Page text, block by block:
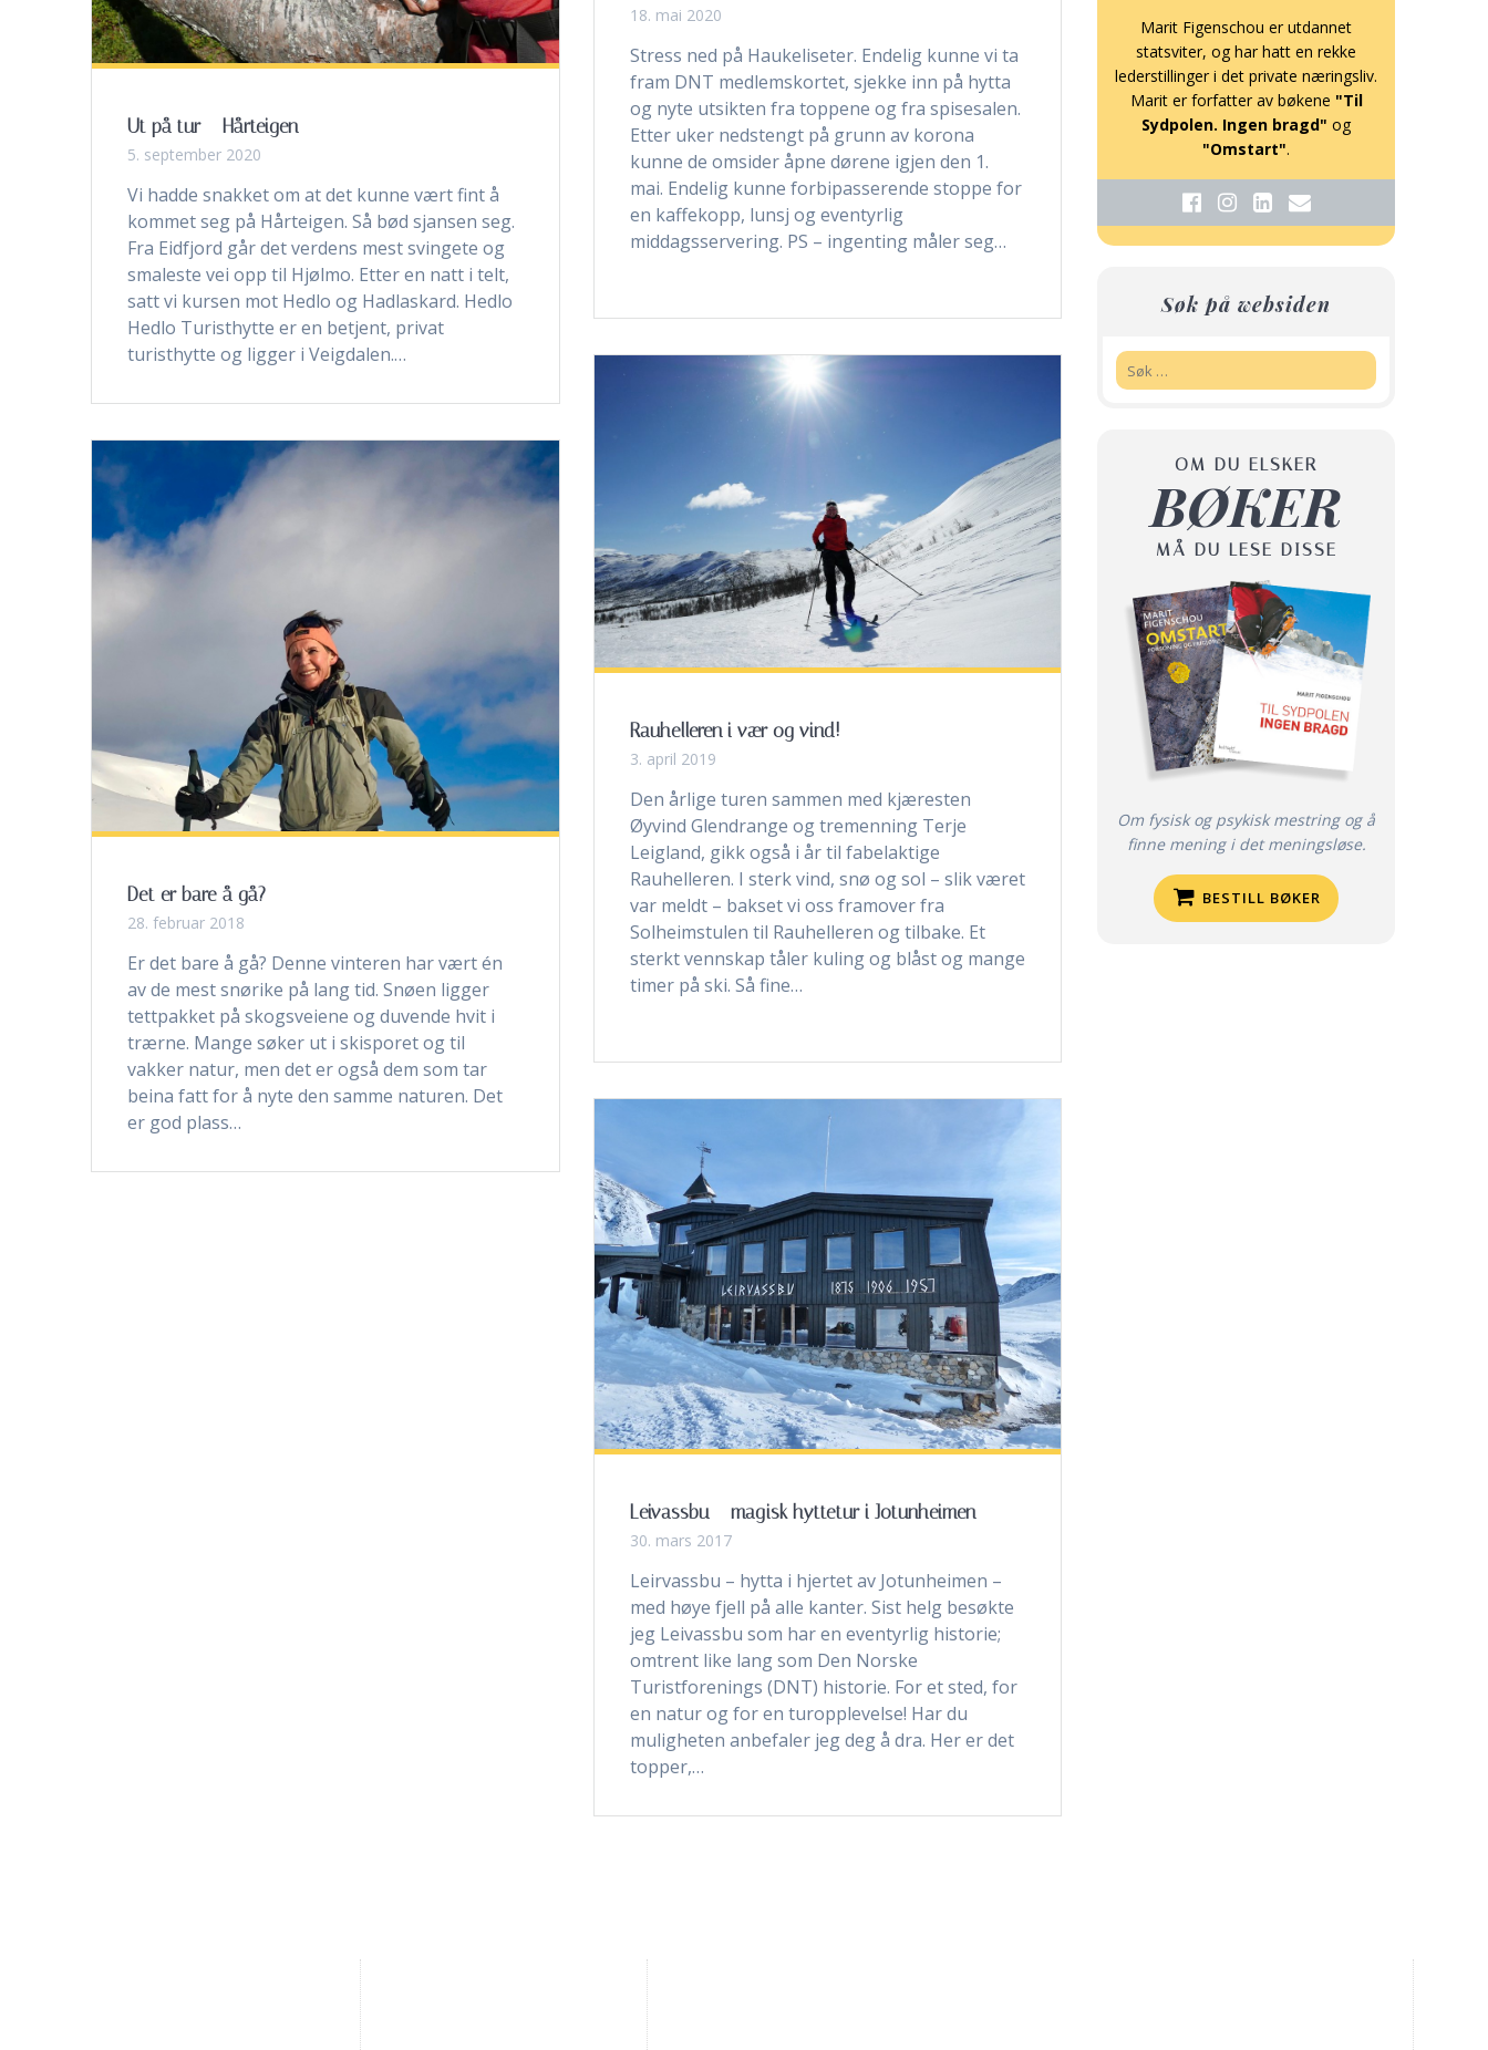
Ut på tur – Hårteigen
5. september 2020
Vi hadde snakket om at det kunne vært fint å
kommet seg på Hårteigen. Så bød sjansen seg.
Fra Eidfjord går det verdens mest svingete og
smaleste vei opp til Hjølmo. Etter en natt i telt,
satt vi kursen mot Hedlo og Hadlaskard. Hedlo
Hedlo Turisthytte er en betjent, privat
turisthytte og ligger i Veigdalen.…
18. mai 2020
Stress ned på Haukeliseter. Endelig kunne vi ta
fram DNT medlemskortet, sjekke inn på hytta
og nyte utsikten fra toppene og fra spisesalen.
Etter uker nedstengt på grunn av korona
kunne de omsider åpne dørene igjen den 1.
mai. Endelig kunne forbipasserende stoppe for
en kaffekopp, lunsj og eventyrlig
middagsservering. PS – ingenting måler seg…
Rauhelleren i vær og vind!
3. april 2019
Den årlige turen sammen med kjæresten
Øyvind Glendrange og tremenning Terje
Leigland, gikk også i år til fabelaktige
Rauhelleren. I sterk vind, snø og sol – slik været
var meldt – bakset vi oss framover fra
Solheimstulen til Rauhelleren og tilbake. Et
sterkt vennskap tåler kuling og blåst og mange
timer på ski. Så fine…
Det er bare å gå?
28. februar 2018
Er det bare å gå? Denne vinteren har vært én
av de mest snørike på lang tid. Snøen ligger
tettpakket på skogsveiene og duvende hvit i
trærne. Mange søker ut i skisporet og til
vakker natur, men det er også dem som tar
beina fatt for å nyte den samme naturen. Det
er god plass…
Leivassbu – magisk hyttetur i Jotunheimen
30. mars 2017
Leirvassbu – hytta i hjertet av Jotunheimen –
med høye fjell på alle kanter. Sist helg besøkte
jeg Leivassbu som har en eventyrlig historie;
omtrent like lang som Den Norske
Turistforenings (DNT) historie. For et sted, for
en natur og for en turopplevelse! Har du
muligheten anbefaler jeg deg å dra. Her er det
topper,…
Marit Figenschou er utdannet
statsviter, og har hatt en rekke
lederstillinger i det private næringsliv.
Marit er forfatter av bøkene "Til
Sydpolen. Ingen bragd" og
"Omstart".
Søk på websiden
OM DU ELSKER
BØKER
MÅ DU LESE DISSE
Om fysisk og psykisk mestring og å
finne mening i det meningsløse.
BESTILL BØKER